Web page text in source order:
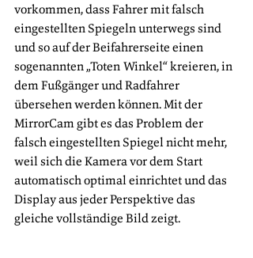
vorkommen, dass Fahrer mit falsch
eingestellten Spiegeln unterwegs sind
und so auf der Beifahrerseite einen
sogenannten „Toten Winkel“ kreieren, in
dem Fußgänger und Radfahrer
übersehen werden können. Mit der
MirrorCam gibt es das Problem der
falsch eingestellten Spiegel nicht mehr,
weil sich die Kamera vor dem Start
automatisch optimal einrichtet und das
Display aus jeder Perspektive das
gleiche vollständige Bild zeigt.